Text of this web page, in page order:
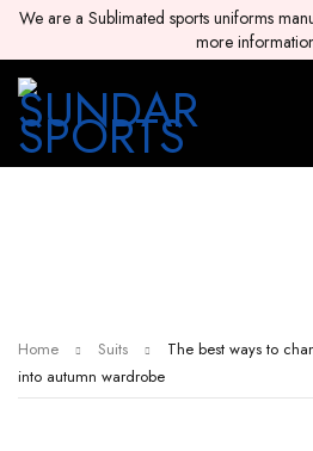
We are a Sublimated sports uniforms
more
Home Suits
The best ways to
into autumn wardrobe